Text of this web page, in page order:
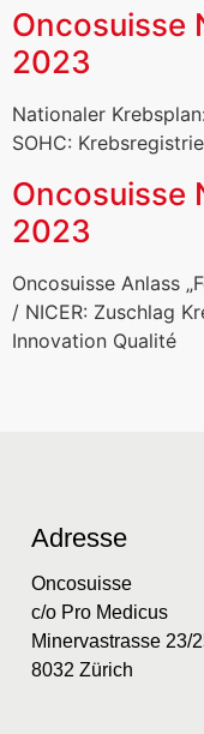
Oncosuisse
2023
Nationaler
SOHC:
Oncosuisse
2023
Oncosuisse Anlass
/ NICER: Zuschlag
Innovation Qualité
Adresse
Oncosuisse
c/o Pro Medicus
Minervastrasse 23/
8032 Zürich